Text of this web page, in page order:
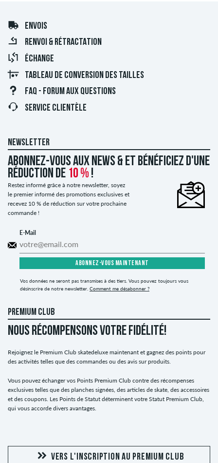
ENVOIS
RENVOI & RÉTRACTATION
ÉCHANGE
TABLEAU DE CONVERSION DES TAILLES
FAQ - FORUM AUX QUESTIONS
SERVICE CLIENTÈLE
NEWSLETTER
Abonnez-vous aux news & et bénéficiez d'une
réduction de 10 % !
Restez informé grâce à notre newsletter, soyez
le premier informé des promotions exclusives et
recevez 10 % de réduction sur votre prochaine
commande !
E-Mail
ABONNEZ-VOUS MAINTENANT
Vos données ne seront pas transmises à des tiers. Vous pouvez toujours vous
désinscrire de notre newsletter. Comment me désabonner ?
PREMIUM CLUB
NOUS RÉCOMPENSONS VOTRE FIDÉLITÉ!
Rejoignez le Premium Club skatedeluxe maintenant et gagnez des points pour
des activités telles que des commandes ou des avis sur produits.
Vous pouvez échanger vos Points Premium Club contre des récompenses
exclusives telles que des planches signées, des articles de skate, des accessoires
et des coupons. Les Points de Statut déterminent votre Statut Premium Club,
qui vous accorde divers avantages.
VERS L'INSCRIPTION AU PREMIUM CLUB